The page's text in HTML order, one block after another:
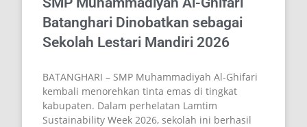
Batanghari Dinobatkan sebagai
Sekolah Lestari Mandiri 2026
BATANGHARI – SMP Muhammadiyah Al-Ghifari
kembali menorehkan tinta emas di tingkat
kabupaten. Dalam perhelatan Lamtim
Sustainability Week 2026, sekolah ini berhasil